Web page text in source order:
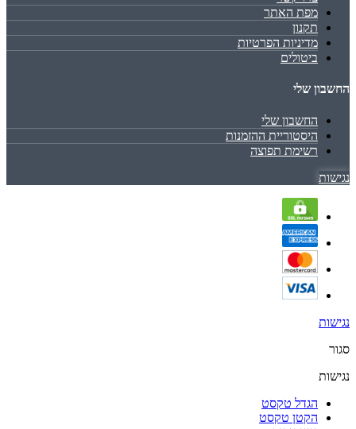
מפת האתר
תקנון
מדיניות הפרטיות
ביטולים
החשבון שלי
החשבון שלי
היסטוריית ההזמנות
רשימת תפוצה
נגישות
נגישות
סגור
נגישות
הגדל טקסט
הקטן טקסט